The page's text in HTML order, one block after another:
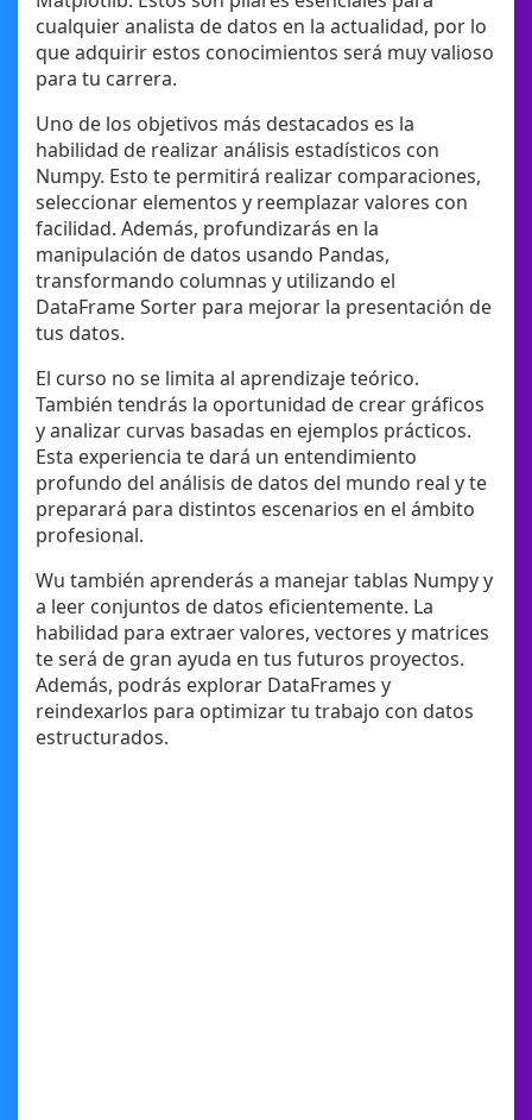
cualquier analista de datos en la actualidad, por lo
que adquirir estos conocimientos será muy valioso
para tu carrera.
Uno de los objetivos más destacados es la
habilidad de realizar análisis estadísticos con
Numpy. Esto te permitirá realizar comparaciones,
seleccionar elementos y reemplazar valores con
facilidad. Además, profundizarás en la
manipulación de datos usando Pandas,
transformando columnas y utilizando el
DataFrame Sorter para mejorar la presentación de
tus datos.
El curso no se limita al aprendizaje teórico.
También tendrás la oportunidad de crear gráficos
y analizar curvas basadas en ejemplos prácticos.
Esta experiencia te dará un entendimiento
profundo del análisis de datos del mundo real y te
preparará para distintos escenarios en el ámbito
profesional.
Wu también aprenderás a manejar tablas Numpy y
a leer conjuntos de datos eficientemente. La
habilidad para extraer valores, vectores y matrices
te será de gran ayuda en tus futuros proyectos.
Además, podrás explorar DataFrames y
reindexarlos para optimizar tu trabajo con datos
estructurados.